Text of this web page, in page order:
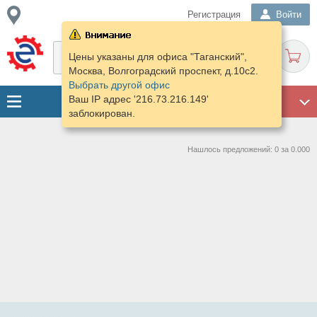
Регистрация Войти
Цены указаны для офиса "Таганский",
Москва, Волгоградский проспект, д.10с2.
Выбрать другой офис
Ваш IP адрес '216.73.216.149'
заблокирован.
Нашлось предложений: 0 за 0.000